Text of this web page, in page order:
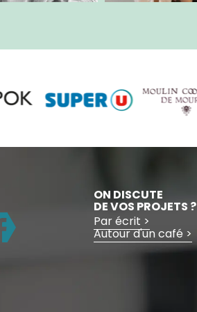
ON DISCUTE
DE VOS PROJETS ?
Par écrit >
Autour d'un café >